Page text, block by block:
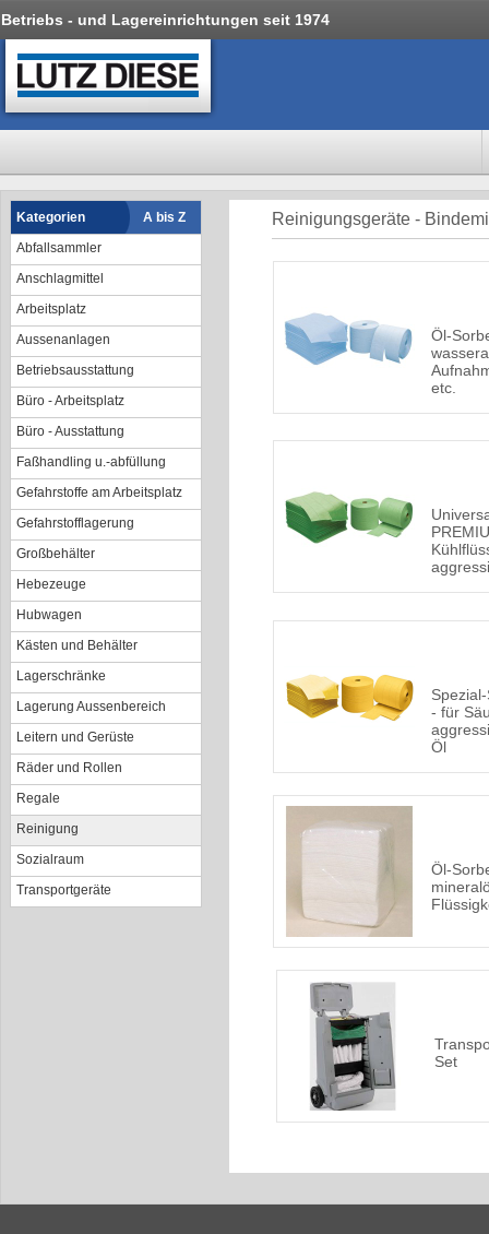
Betriebs - und Lagereinrichtungen seit 1974
Kategorien
A bis Z
Abfallsammler
Anschlagmittel
Arbeitsplatz
Aussenanlagen
Betriebsausstattung
Büro - Arbeitsplatz
Büro - Ausstattung
Faßhandling u.-abfüllung
Gefahrstoffe am Arbeitsplatz
Gefahrstofflagerung
Großbehälter
Hebezeuge
Hubwagen
Kästen und Behälter
Lagerschränke
Lagerung Aussenbereich
Leitern und Gerüste
Räder und Rollen
Regale
Reinigung
Sozialraum
Transportgeräte
Reinigungsgeräte -
Öl-
etc.
- für
Öl
Öl-
Set